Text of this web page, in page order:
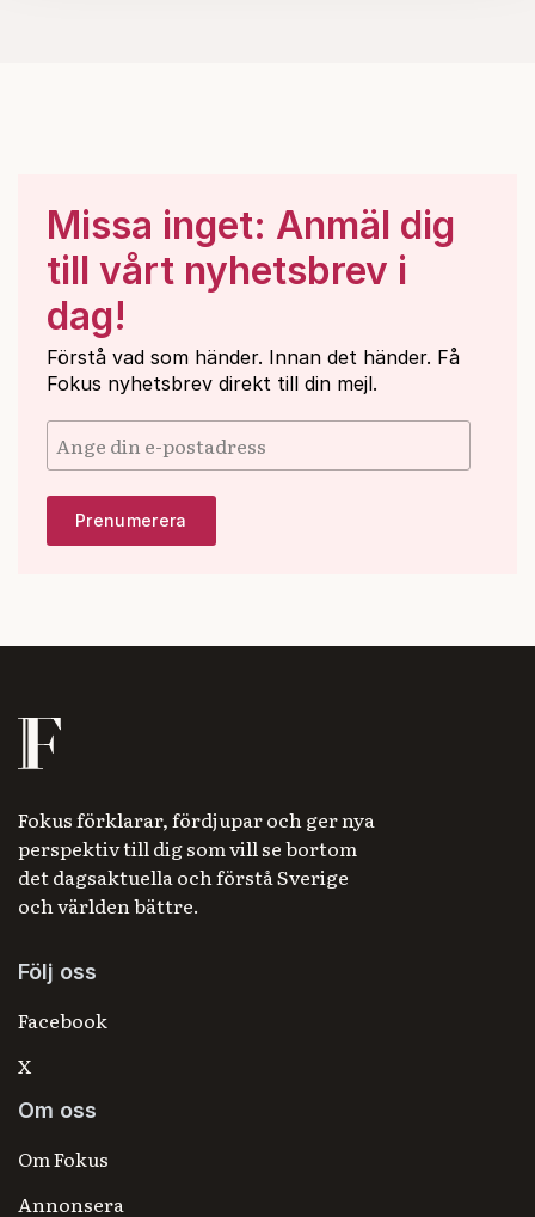
Missa inget: Anmäl dig
till vårt nyhetsbrev i
dag!
Förstå vad som händer. Innan det händer. Få
Fokus nyhetsbrev direkt till din mejl.
Fokus förklarar, fördjupar och ger nya
perspektiv till dig som vill se bortom
det dagsaktuella och förstå Sverige
och världen bättre.
Följ oss
Facebook
X
Om oss
Om Fokus
Annonsera